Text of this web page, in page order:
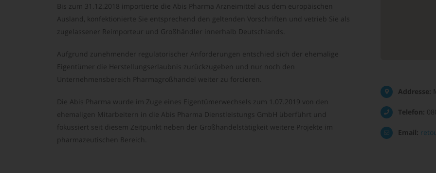
Bis zum 31.12.2018 importierte die Abis Pharma Arzneimittel aus dem europäischen
Ausland, konfektionierte Sie entsprechend den geltenden Vorschriften und vetrieb Sie als
zugelassener Reimporteur und Großhändler innerhalb Deutschlands.
Aufgrund zunehmender regulatorischer Anforderungen entschied sich der ehemalige
Eigentümer die Herstellungserlaubnis zurückzugeben und nur noch den
Unternehmensbereich Pharmagroßhandel weiter zu forcieren.
Die Abis Pharma wurde im Zuge eines Eigentümerwechsels zum 1.07.2019 von den
ehemaligen Mitarbeitern in die Abis Pharma Dienstleistungs GmbH überführt und
fokussiert seit diesem Zeitpunkt neben der Großhandelstätigkeit weitere Projekte im
pharmazeutischen Bereich.
Addresse:
Telefon:
Email: